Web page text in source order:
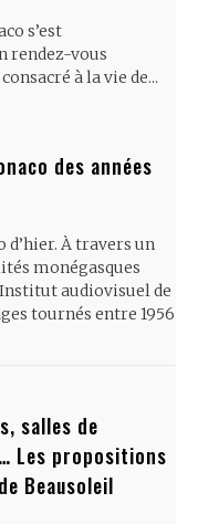
s’est
rendez-vous
à la vie de...
des années
d’hier. À travers un
monégasques
audiovisuel de
tournés entre 1956
salles de
Les propositions
Beausoleil